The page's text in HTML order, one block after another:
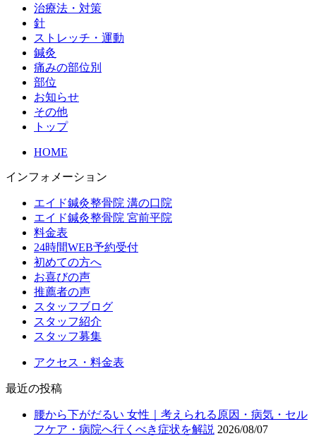
治療法・対策
針
ストレッチ・運動
鍼灸
痛みの部位別
部位
お知らせ
その他
トップ
HOME
インフォメーション
エイド鍼灸整骨院 溝の口院
エイド鍼灸整骨院 宮前平院
料金表
24時間WEB予約受付
初めての方へ
お喜びの声
推薦者の声
スタッフブログ
スタッフ紹介
スタッフ募集
アクセス・料金表
最近の投稿
腰から下がだるい 女性｜考えられる原因・病気・セル
フケア・病院へ行くべき症状を解説 2026/08/07